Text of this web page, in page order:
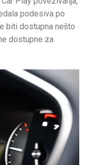
podesiva po
biti dostupna nešto
dostupne za